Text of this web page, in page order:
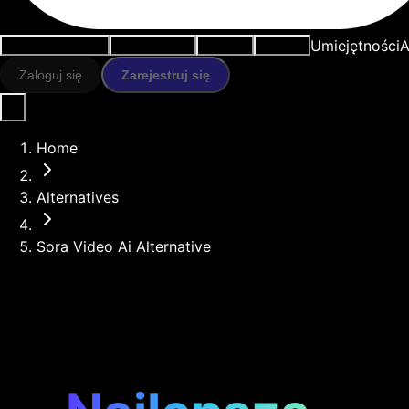
Umiejętności
Zaloguj się Zarejestruj się
Home
Alternatives
Sora Video Ai Alternative